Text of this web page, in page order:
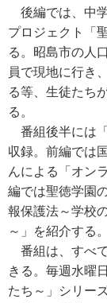
後編では、中
プロジェクト「
る。昭島市の人
員で現地に行き
る等、生徒たち
る。
番組後半には
収録。前編では
んによる「オン
編では聖徳学園
報保護法～学校
～」を紹介する。
番組は、すべ
きる。毎週水曜
たち～」シリー